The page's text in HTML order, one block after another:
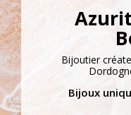
Bijoutier
Bijoux